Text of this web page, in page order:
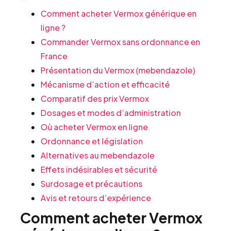
Comment acheter Vermox générique en
ligne ?
Commander Vermox sans ordonnance en
France
Présentation du Vermox (mebendazole)
Mécanisme d’action et efficacité
Comparatif des prix Vermox
Dosages et modes d’administration
Où acheter Vermox en ligne
Ordonnance et législation
Alternatives au mebendazole
Effets indésirables et sécurité
Surdosage et précautions
Avis et retours d’expérience
Comment acheter Vermox